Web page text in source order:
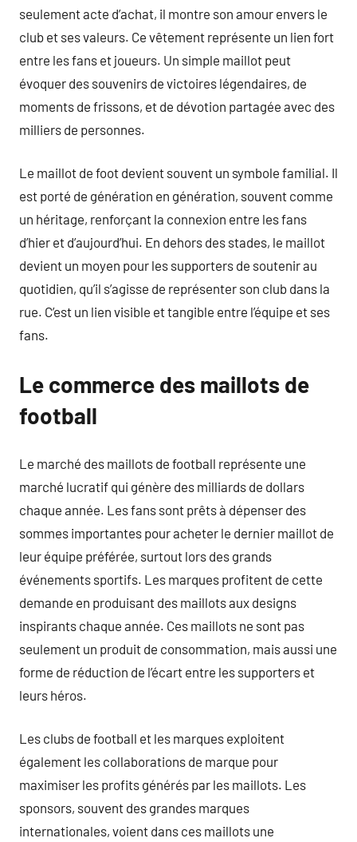
seulement acte d’achat, il montre son amour envers le
club et ses valeurs. Ce vêtement représente un lien fort
entre les fans et joueurs. Un simple maillot peut
évoquer des souvenirs de victoires légendaires, de
moments de frissons, et de dévotion partagée avec des
milliers de personnes.
Le maillot de foot devient souvent un symbole familial. Il
est porté de génération en génération, souvent comme
un héritage, renforçant la connexion entre les fans
d’hier et d’aujourd’hui. En dehors des stades, le maillot
devient un moyen pour les supporters de soutenir au
quotidien, qu’il s’agisse de représenter son club dans la
rue. C’est un lien visible et tangible entre l’équipe et ses
fans.
Le commerce des maillots de
football
Le marché des maillots de football représente une
marché lucratif qui génère des milliards de dollars
chaque année. Les fans sont prêts à dépenser des
sommes importantes pour acheter le dernier maillot de
leur équipe préférée, surtout lors des grands
événements sportifs. Les marques profitent de cette
demande en produisant des maillots aux designs
inspirants chaque année. Ces maillots ne sont pas
seulement un produit de consommation, mais aussi une
forme de réduction de l’écart entre les supporters et
leurs héros.
Les clubs de football et les marques exploitent
également les collaborations de marque pour
maximiser les profits générés par les maillots. Les
sponsors, souvent des grandes marques
internationales, voient dans ces maillots une